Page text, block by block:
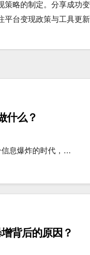
略的制定。分享成功
台变现政策与工具更
什么？
信息爆炸的时代，…
背后的原因？